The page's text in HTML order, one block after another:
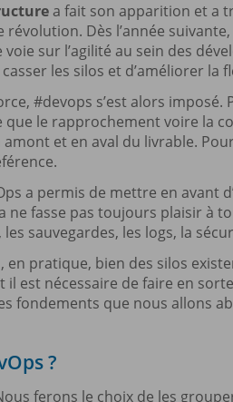
a fait son apparition et a
Dès l’année
sur l’agilité au sein des
les silos et d’améliorer la
#devops s’est alors
le rapprochement voire la
et en aval du livrable.
a permis de mettre en avant
ne fasse pas toujours plaisir à
sauvegardes, les logs, la
pratique, bien des silos
il est nécessaire de faire en
fondements que nous allons
?
ferons le choix de les